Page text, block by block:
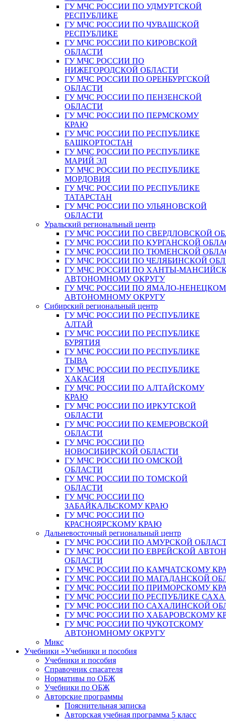
ГУ МЧС РОССИИ ПО УДМУРТСКОЙ
РЕСПУБЛИКЕ
ГУ МЧС РОССИИ ПО ЧУВАШСКОЙ
РЕСПУБЛИКЕ
ГУ МЧС РОССИИ ПО КИРОВСКОЙ
ОБЛАСТИ
ГУ МЧС РОССИИ ПО
НИЖЕГОРОДСКОЙ ОБЛАСТИ
ГУ МЧС РОССИИ ПО ОРЕНБУРГСКОЙ
ОБЛАСТИ
ГУ МЧС РОССИИ ПО ПЕНЗЕНСКОЙ
ОБЛАСТИ
ГУ МЧС РОССИИ ПО ПЕРМСКОМУ
КРАЮ
ГУ МЧС РОССИИ ПО РЕСПУБЛИКЕ
БАШКОРТОСТАН
ГУ МЧС РОССИИ ПО РЕСПУБЛИКЕ
МАРИЙ ЭЛ
ГУ МЧС РОССИИ ПО РЕСПУБЛИКЕ
МОРДОВИЯ
ГУ МЧС РОССИИ ПО РЕСПУБЛИКЕ
ТАТАРСТАН
ГУ МЧС РОССИИ ПО УЛЬЯНОВСКОЙ
ОБЛАСТИ
Уральский региональный центр
ГУ МЧС РОССИИ ПО СВЕРДЛОВСКОЙ
ГУ МЧС РОССИИ ПО КУРГАНСКОЙ
ГУ МЧС РОССИИ ПО ТЮМЕНСКОЙ
ГУ МЧС РОССИИ ПО ЧЕЛЯБИНСКОЙ
ГУ МЧС РОССИИ ПО ХАНТЫ-
АВТОНОМНОМУ ОКРУГУ
ГУ МЧС РОССИИ ПО ЯМАЛО-
АВТОНОМНОМУ ОКРУГУ
Сибирский региональный центр
ГУ МЧС РОССИИ ПО РЕСПУБЛИКЕ
АЛТАЙ
ГУ МЧС РОССИИ ПО РЕСПУБЛИКЕ
БУРЯТИЯ
ГУ МЧС РОССИИ ПО РЕСПУБЛИКЕ
ТЫВА
ГУ МЧС РОССИИ ПО РЕСПУБЛИКЕ
ХАКАСИЯ
ГУ МЧС РОССИИ ПО АЛТАЙСКОМУ
КРАЮ
ГУ МЧС РОССИИ ПО ИРКУТСКОЙ
ОБЛАСТИ
ГУ МЧС РОССИИ ПО КЕМЕРОВСКОЙ
ОБЛАСТИ
ГУ МЧС РОССИИ ПО
НОВОСИБИРСКОЙ ОБЛАСТИ
ГУ МЧС РОССИИ ПО ОМСКОЙ
ОБЛАСТИ
ГУ МЧС РОССИИ ПО ТОМСКОЙ
ОБЛАСТИ
ГУ МЧС РОССИИ ПО
ЗАБАЙКАЛЬСКОМУ КРАЮ
ГУ МЧС РОССИИ ПО
КРАСНОЯРСКОМУ КРАЮ
Дальневосточный региональный центр
ГУ МЧС РОССИИ ПО АМУРСКОЙ
ГУ МЧС РОССИИ ПО ЕВРЕЙСКОЙ
ОБЛАСТИ
ГУ МЧС РОССИИ ПО КАМЧАТСКОМУ
ГУ МЧС РОССИИ ПО МАГАДАНСКОЙ
ГУ МЧС РОССИИ ПО ПРИМОРСКОМУ
ГУ МЧС РОССИИ ПО РЕСПУБЛИКЕ
ГУ МЧС РОССИИ ПО САХАЛИНСКОЙ
ГУ МЧС РОССИИ ПО ХАБАРОВСКОМУ
ГУ МЧС РОССИИ ПО ЧУКОТСКОМУ
АВТОНОМНОМУ ОКРУГУ
Микс
Учебники »Учебники и пособия
Учебники и пособия
Справочник спасателя
Нормативы по ОБЖ
Учебники по ОБЖ
Авторские программы
Пояснительная записка
Авторская учебная программа 5 класс